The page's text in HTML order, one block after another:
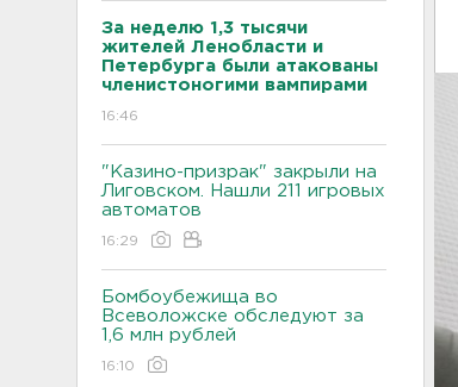
За неделю 1,3 тысячи
жителей Ленобласти и
Петербурга были атакованы
членистоногими вампирами
16:46
"Казино-призрак" закрыли на
Лиговском. Нашли 211 игровых
автоматов
16:29
Бомбоубежища во
Всеволожске обследуют за
1,6 млн рублей
16:10